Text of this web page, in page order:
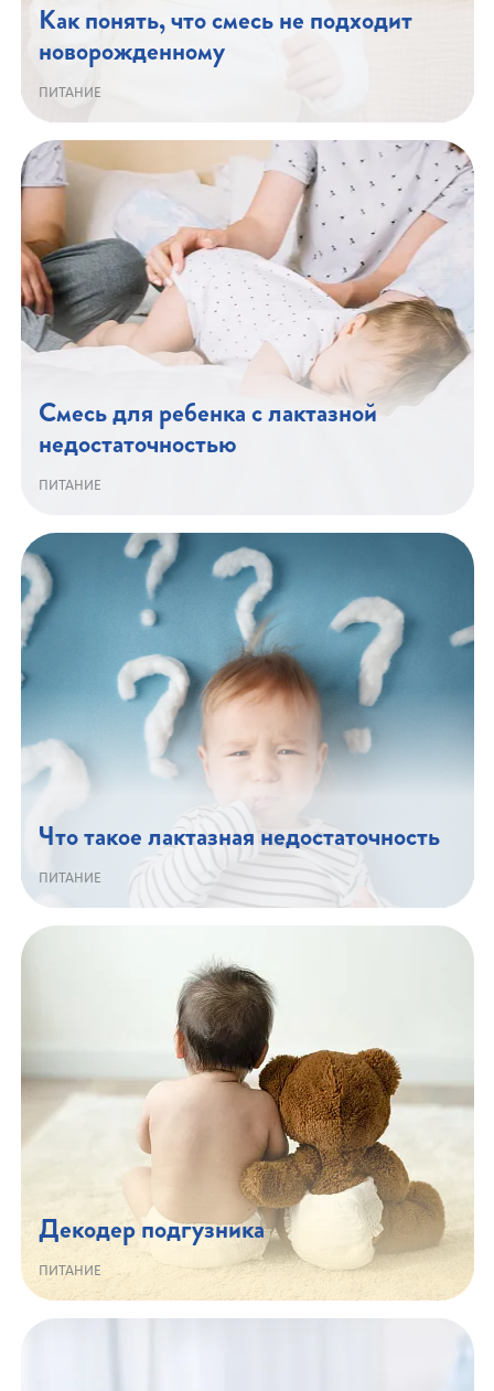
Как понять, что смесь не подходит
новорожденному
ПИТАНИЕ
Смесь для ребенка с лактазной
недостаточностью
ПИТАНИЕ
Что такое лактазная недостаточность
ПИТАНИЕ
Декодер подгузника
ПИТАНИЕ